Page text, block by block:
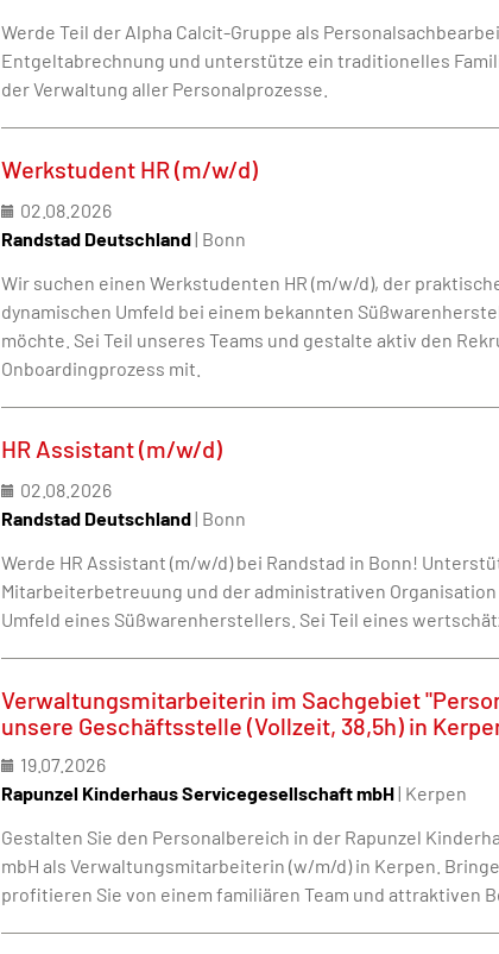
Werde Teil der Alpha Calcit-Gruppe als
Entgeltabrechnung und unterstütze ein traditionelles
der Verwaltung aller Personalprozesse.
Werkstudent HR (m/w/d)
02.08.2026
Randstad Deutschland| Bonn
Wir suchen einen Werkstudenten HR (m/w/d), der
dynamischen Umfeld bei einem bekannten
möchte. Sei Teil unseres Teams und gestalte aktiv den
Onboardingprozess mit.
HR Assistant (m/w/d)
02.08.2026
Randstad Deutschland| Bonn
Werde HR Assistant (m/w/d) bei Randstad in Bonn!
Mitarbeiterbetreuung und der administrativen
Umfeld eines Süßwarenherstellers. Sei Teil eines
Verwaltungsmitarbeiterin im Sachgebiet
unsere Geschäftsstelle (Vollzeit, 38,5h) in
19.07.2026
Rapunzel Kinderhaus Servicegesellschaft mbH| Kerpen
Gestalten Sie den Personalbereich in der Rapunzel
mbH als Verwaltungsmitarbeiterin (w/m/d) in Kerpen.
profitieren Sie von einem familiären Team und attraktiven